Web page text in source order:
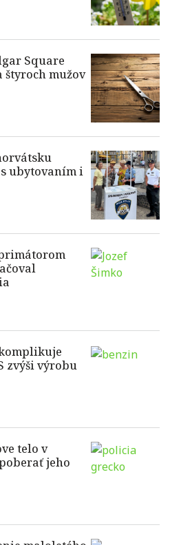
Square
mužov
ubytovaním i
zvýši výrobu
telo v
jeho